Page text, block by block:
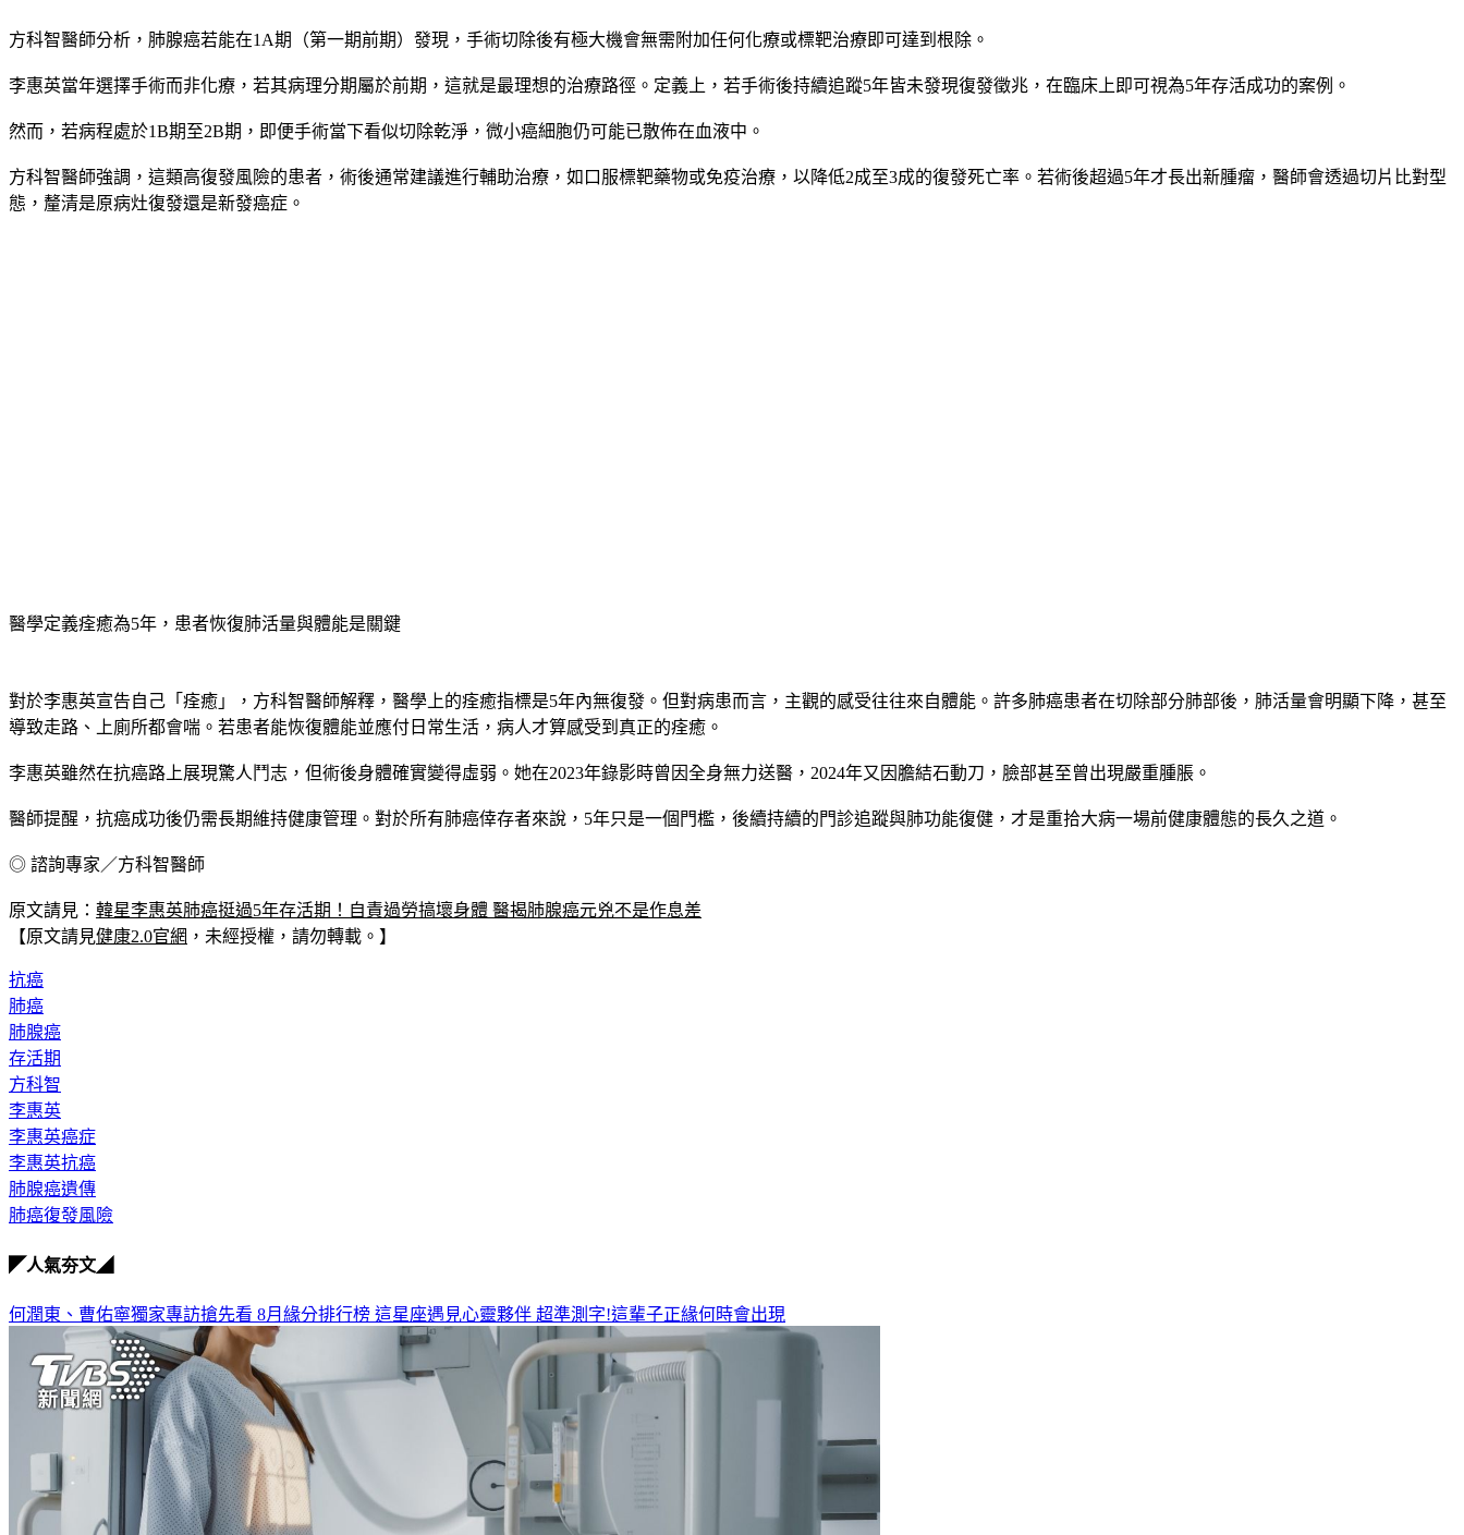
方科智醫師分析，肺腺癌若能在1A期（第一期前期）發現，手術切除後有極大機會無需附加任何化療或標靶治療即可達到根除。
李惠英當年選擇手術而非化療，若其病理分期屬於前期，這就是最理想的治療路徑。定義上，若手術後持續追蹤5年皆未發現復發徵兆，在臨床上即可視為5年存活成功的案例。
然而，若病程處於1B期至2B期，即便手術當下看似切除乾淨，微小癌細胞仍可能已散佈在血液中。
方科智醫師強調，這類高復發風險的患者，術後通常建議進行輔助治療，如口服標靶藥物或免疫治療，以降低2成至3成的復發死亡率。若術後超過5年才長出新腫瘤，醫師會透過切片比對型
態，釐清是原病灶復發還是新發癌症。
醫學定義痊癒為5年，患者恢復肺活量與體能是關鍵
對於李惠英宣告自己「痊癒」，方科智醫師解釋，醫學上的痊癒指標是5年內無復發。但對病患而言，主觀的感受往往來自體能。許多肺癌患者在切除部分肺部後，肺活量會明顯下降，甚至
導致走路、上廁所都會喘。若患者能恢復體能並應付日常生活，病人才算感受到真正的痊癒。
李惠英雖然在抗癌路上展現驚人鬥志，但術後身體確實變得虛弱。她在2023年錄影時曾因全身無力送醫，2024年又因膽結石動刀，臉部甚至曾出現嚴重腫脹。
醫師提醒，抗癌成功後仍需長期維持健康管理。對於所有肺癌倖存者來說，5年只是一個門檻，後續持續的門診追蹤與肺功能復健，才是重拾大病一場前健康體態的長久之道。
◎ 諮詢專家／方科智醫師
原文請見： 韓星李惠英肺癌挺過5年存活期！自責過勞搞壞身體 醫揭肺腺癌元兇不是作息差
【原文請見健康2.0官網 ，未經授權，請勿轉載。】
抗癌
肺癌
肺腺癌
存活期
方科智
李惠英
李惠英癌症
李惠英抗癌
肺腺癌遺傳
肺癌復發風險
◤人氣夯文◢
何潤東、曹佑寧獨家專訪搶先看 8月緣分排行榜 這星座遇見心靈夥伴 超準測字!這輩子正緣何時會出現